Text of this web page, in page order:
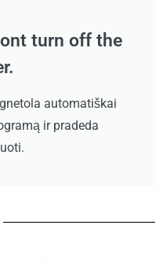
turn off the
automatiškai
ir pradeda